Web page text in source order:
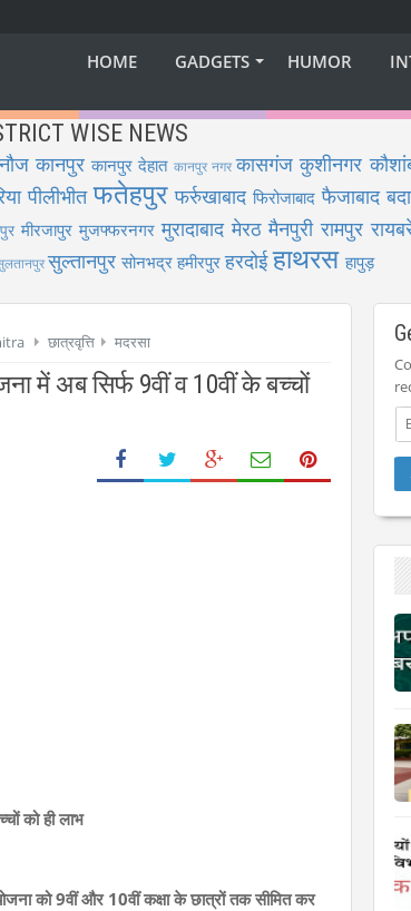
HOME GADGETS HUMOR
WISE NEWS
कानपुर कानपुर देहात कानपुर नगर कासगंज कुशीनगर
पीलीभीत फतेहपुर फर्रुखाबाद फिरोजाबाद फैजाबाद
मीरजापुर मुजफ्फरनगर मुरादाबाद मेरठ मैनपुरी रामपुर
सुल्तानपुर सोनभद्र हमीरपुर हरदोई हाथरस हापुड़
छात्रवृत्ति मदरसा
में अब सिर्फ 9वीं व 10वीं के बच्चों
को ही लाभ
को 9वीं और 10वीं कक्षा के छात्रों तक सीमित कर